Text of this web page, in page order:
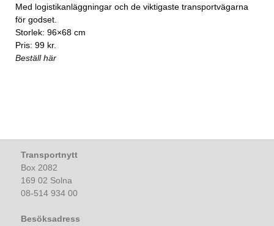
Med logistikanläggningar och de viktigaste transportvägarna
för godset.
Storlek: 96×68 cm
Pris: 99 kr.
Beställ här
Transportnytt
Box 2082
169 02 Solna
08-514 934 00
Besöksadress